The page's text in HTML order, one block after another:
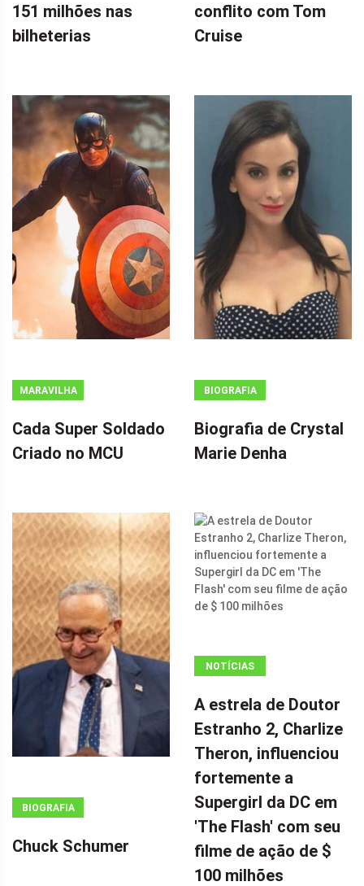
151 milhões nas
bilheterias
conflito com Tom
Cruise
MARAVILHA
Cada Super Soldado
Criado no MCU
BIOGRAFIA
Biografia de Crystal
Marie Denha
BIOGRAFIA
Chuck Schumer
NOTÍCIAS
(ADSBYGOOGLE
=
WINDOW.ADSBYGOOGLE
|| []).PUSH({});
A ESTRELA DE
DOUTOR
ESTRANHO 2,
CHARLIZE
THERON,
A estrela de Doutor
Estranho 2, Charlize
Theron, influenciou
fortemente a
Supergirl da DC em
'The Flash' com seu
filme de ação de $
100 milhões